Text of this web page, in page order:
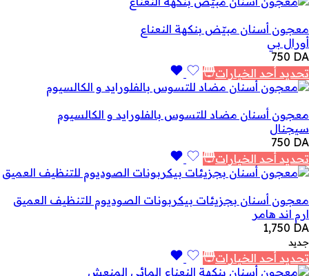
معجون أسنان مبيّض بنكهة النعناع
أورال بي
750 DA
تحديد أحد الخيارات
معجون أسنان مضاد للتسوس بالفلورايد و الكالسيوم
سيجنال
750 DA
تحديد أحد الخيارات
معجون أسنان بجزيئات بيكربونات الصوديوم للتنظيف العميق
ارم اند هامر
1,750 DA
جديد
تحديد أحد الخيارات